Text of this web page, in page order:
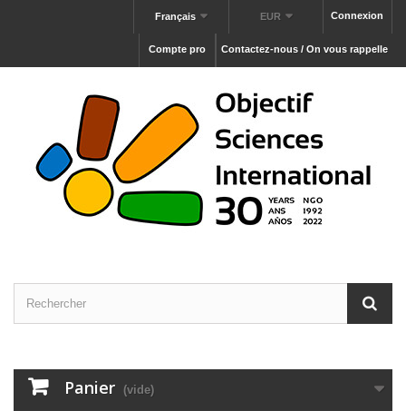
Connexion
EUR
Français
Contactez-nous / On vous rappelle
Compte pro
Panier (vide)